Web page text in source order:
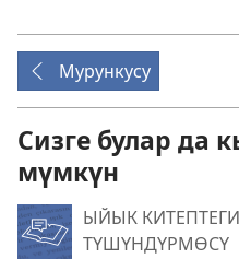
Мурункусу
Сизге булар да
мүмкүн
ЫЙЫК
ТҮШҮНДҮРМӨСҮ